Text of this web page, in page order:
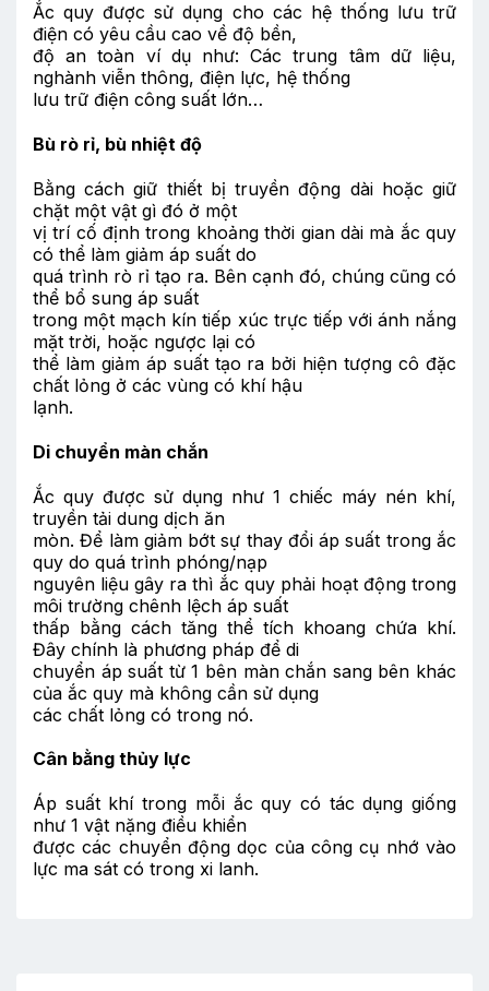
Ắc quy được sử dụng cho các hệ thống lưu trữ
điện có yêu cầu cao về độ bền,
độ an toàn ví dụ như: Các trung tâm dữ liệu,
nghành viễn thông, điện lực, hệ thống
lưu trữ điện công suất lớn…
Bù rò rỉ, bù nhiệt độ
Bằng cách giữ thiết bị truyền động dài hoặc giữ
chặt một vật gì đó ở một
vị trí cố định trong khoảng thời gian dài mà ắc quy
có thể làm giảm áp suất do
quá trình rò rỉ tạo ra. Bên cạnh đó, chúng cũng có
thể bổ sung áp suất
trong một mạch kín tiếp xúc trực tiếp với ánh nắng
mặt trời, hoặc ngược lại có
thể làm giảm áp suất tạo ra bởi hiện tượng cô đặc
chất lỏng ở các vùng có khí hậu
lạnh.
Di chuyển màn chắn
Ắc quy được sử dụng như 1 chiếc máy nén khí,
truyền tải dung dịch ăn
mòn. Để làm giảm bớt sự thay đổi áp suất trong ắc
quy do quá trình phóng/nạp
nguyên liệu gây ra thì ắc quy phải hoạt động trong
môi trường chênh lệch áp suất
thấp bằng cách tăng thể tích khoang chứa khí.
Đây chính là phương pháp để di
chuyển áp suất từ 1 bên màn chắn sang bên khác
của ắc quy mà không cần sử dụng
các chất lỏng có trong nó.
Cân bằng thủy lực
Áp suất khí trong mỗi ắc quy có tác dụng giống
như 1 vật nặng điều khiển
được các chuyển động dọc của công cụ nhớ vào
lực ma sát có trong xi lanh.